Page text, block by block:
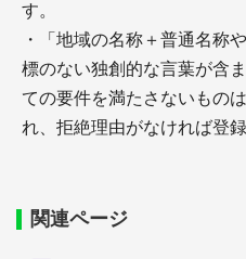
す。
・「地域の名称＋普通名称
標のない独創的な言葉が含
ての要件を満たさないものは
れ、拒絶理由がなければ登
関連ページ